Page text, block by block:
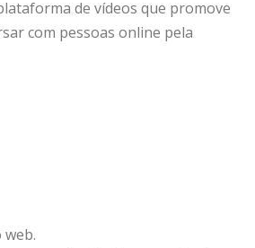
de vídeos que promove
com pessoas online pela